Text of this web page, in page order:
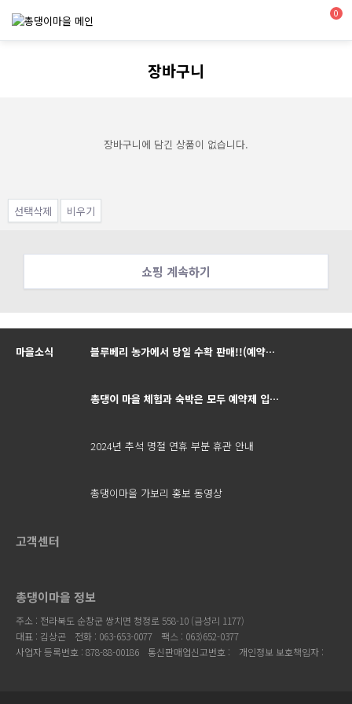
0
장바구니
장바구니에 담긴 상품이 없습니다.
선택삭제 비우기
쇼핑 계속하기
마을소식 블루베리 농가에서 당일 수확 판매!!(예약…
총댕이 마을 체험과 숙박은 모두 예약제 입…
2024년 추석 명절 연휴 부분 휴관 안내
총댕이마을 가보리 홍보 동영상
고객센터
총댕이마을 정보
주소 : 전라북도 순창군 쌍치면 청정로 558-10 (금성리 1177)
대표 : 김상곤
전화 : 063-653-0077
팩스 : 063)652-0377
사업자 등록번호 : 878-88-00186
통신판매업신고번호 : 개인정보 보호책임자 :